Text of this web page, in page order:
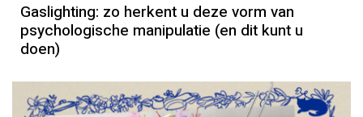
Gaslighting: zo herkent u deze vorm van
psychologische manipulatie (en dit kunt u
doen)